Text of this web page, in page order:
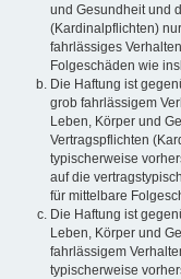
und Gesundheit und
(Kardinalpflichten)
fahrlässiges
Folgeschäden wie
Die Haftung ist
grob fahrlässigem
Leben, Körper und
Vertragspflichten
typischerweise
auf die
für mittelbare
Die Haftung ist
Leben, Körper und
fahrlässigem
typischerweise